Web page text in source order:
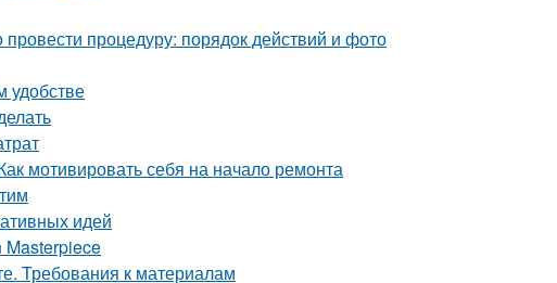
процедуру: порядок действий и фото
удобстве
мотивировать себя на начало ремонта
идей
Masterpiece
Требования к материалам